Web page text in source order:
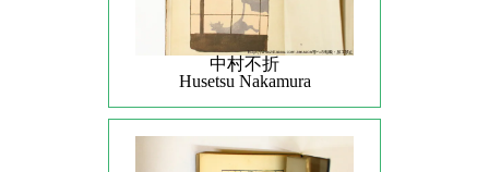
中村不折
Husetsu Nakamura